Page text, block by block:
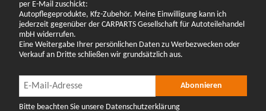
per E-Mail zuschickt:
Autopflegeprodukte, Kfz-Zubehör. Meine Einwilligung kann ich
jederzeit gegenüber der CARPARTS Gesellschaft für Autoteilehandel
mbH widerrufen.
Eine Weitergabe Ihrer persönlichen Daten zu Werbezwecken oder
Verkauf an Dritte schließen wir grundsätzlich aus.
Newsletter Abonnieren Abonnieren
Bitte beachten Sie unsere Datenschutzerklärung